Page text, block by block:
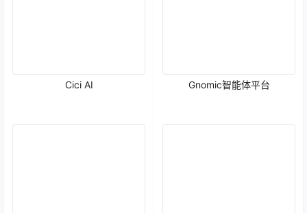
Cici AI Gnomic智能体平台